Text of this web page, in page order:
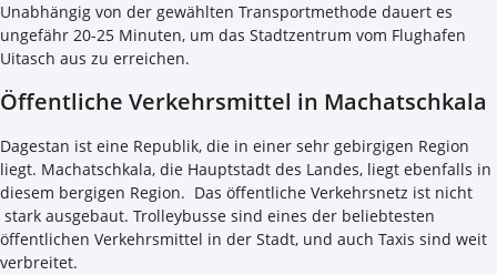
Unabhängig von der gewählten Transportmethode dauert es
ungefähr 20-25 Minuten, um das Stadtzentrum vom Flughafen
Uitasch aus zu erreichen.
Öffentliche Verkehrsmittel in Machatschkala
Dagestan ist eine Republik, die in einer sehr gebirgigen Region
liegt. Machatschkala, die Hauptstadt des Landes, liegt ebenfalls in
diesem bergigen Region. Das öffentliche Verkehrsnetz ist nicht
stark ausgebaut. Trolleybusse sind eines der beliebtesten
öffentlichen Verkehrsmittel in der Stadt, und auch Taxis sind weit
verbreitet.